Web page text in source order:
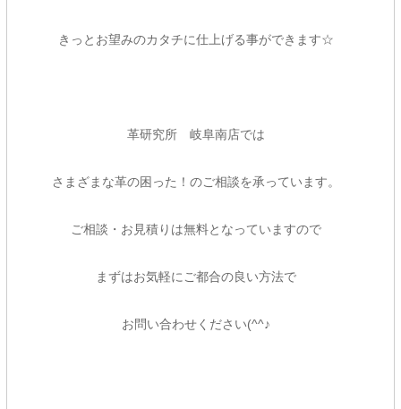
きっとお望みのカタチに仕上げる事ができます☆
革研究所 岐阜南店では
さまざまな革の困った！のご相談を承っています。
ご相談・お見積りは無料となっていますので
まずはお気軽にご都合の良い方法で
お問い合わせください(^^♪